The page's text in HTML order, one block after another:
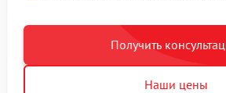
Получить
Наши цены